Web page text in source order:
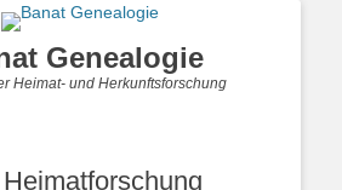
Genealogie
Heimat- und Herkunftsforschung
Heimatforschung